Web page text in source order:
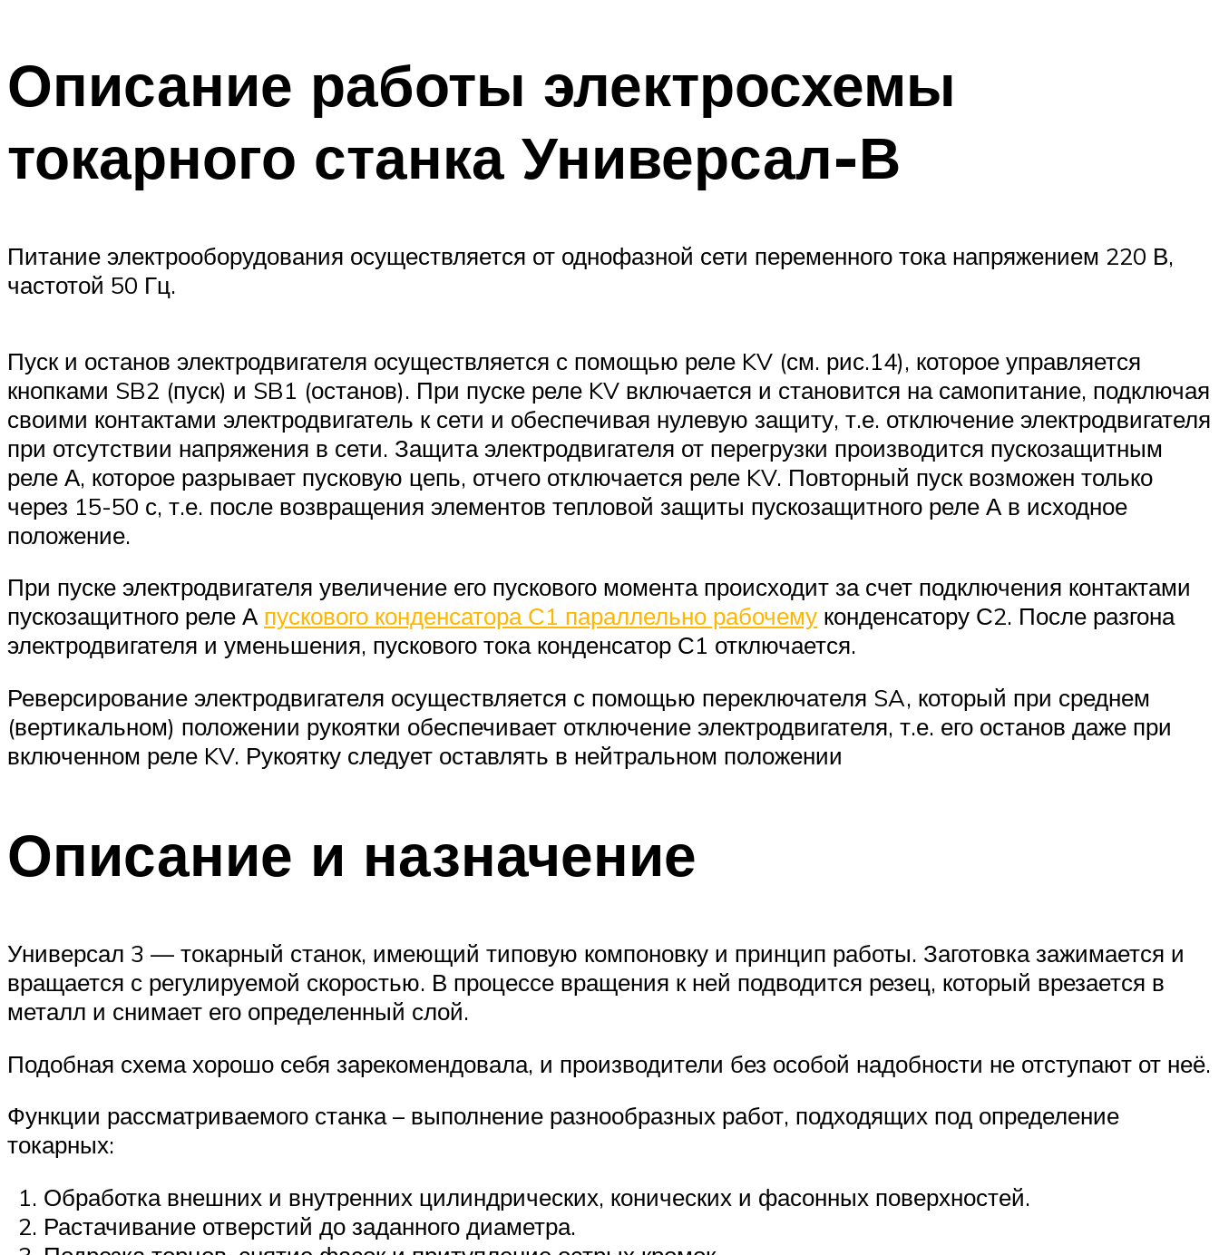
Описание работы электросхемы
токарного станка Универсал-В
Питание электрооборудования осуществляется от однофазной сети переменного тока напряжением 220 В,
частотой 50 Гц.
Пуск и останов электродвигателя осуществляется с помощью реле KV (см. рис.14), которое управляется
кнопками SB2 (пуск) и SB1 (останов). При пуске реле KV включается и становится на самопитание, подключая
своими контактами электродвигатель к сети и обеспечивая нулевую защиту, т.е. отключение электродвигателя
при отсутствии напряжения в сети. Защита электродвигателя от перегрузки производится пускозащитным
реле А, которое разрывает пусковую цепь, отчего отключается реле KV. Повторный пуск возможен только
через 15-50 с, т.е. после возвращения элементов тепловой защиты пускозащитного реле А в исходное
положение.
При пуске электродвигателя увеличение его пускового момента происходит за счет подключения контактами
пускозащитного реле А пускового конденсатора С1 параллельно рабочему конденсатору С2. После разгона
электродвигателя и уменьшения, пускового тока конденсатор С1 отключается.
Реверсирование электродвигателя осуществляется с помощью переключателя SA, который при среднем
(вертикальном) положении рукоятки обеспечивает отключение электродвигателя, т.е. его останов даже при
включенном реле KV. Рукоятку следует оставлять в нейтральном положении
Описание и назначение
Универсал 3 — токарный станок, имеющий типовую компоновку и принцип работы. Заготовка зажимается и
вращается с регулируемой скоростью. В процессе вращения к ней подводится резец, который врезается в
металл и снимает его определенный слой.
Подобная схема хорошо себя зарекомендовала, и производители без особой надобности не отступают от неё.
Функции рассматриваемого станка – выполнение разнообразных работ, подходящих под определение
токарных:
Обработка внешних и внутренних цилиндрических, конических и фасонных поверхностей.
Растачивание отверстий до заданного диаметра.